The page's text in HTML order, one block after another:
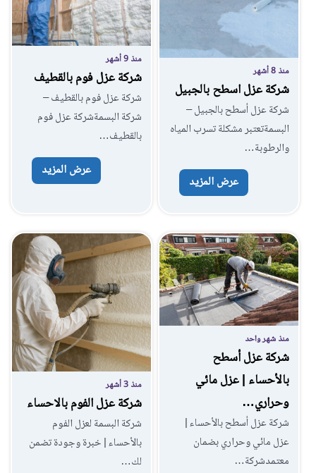
منذ 8 أشهر
شركة عزل اسطح بالجبيل
شركة عزل أسطح بالجبيل –
البسمةتعتبر مشكلة تسرب المياه
والرطوبة…
عرض المزيد
منذ 9 أشهر
شركة عزل فوم بالقطيف
شركة عزل فوم بالقطيف –
شركة البسمةشركة عزل فوم
بالقطيف…
عرض المزيد
منذ شهر واحد
شركة عزل أسطح
بالأحساء | عزل مائي
وحراري…
شركة عزل أسطح بالأحساء |
عزل مائي وحراري بضمان
معتمدشركة…
منذ 3 أشهر
شركة عزل الفوم بالاحساء
شركة البسمة لعزل الفوم
بالأحساء | خبرة وجودة تضمن
لك…